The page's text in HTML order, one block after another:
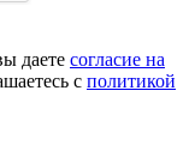
даете согласие на
c политикой